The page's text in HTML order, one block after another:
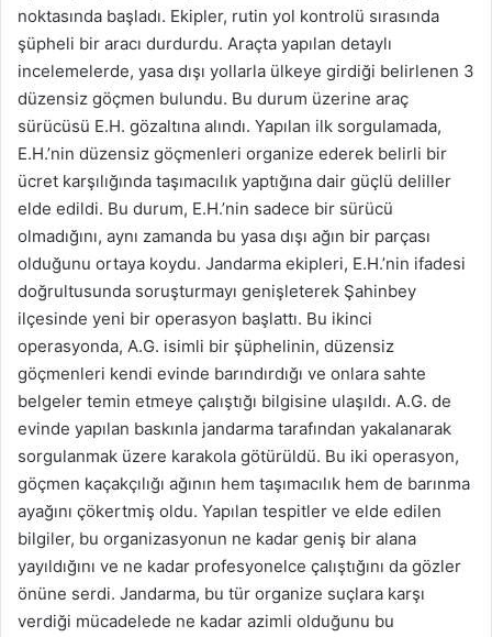
noktasında başladı. Ekipler, rutin yol kontrolü sırasında
şüpheli bir aracı durdurdu. Araçta yapılan detaylı
incelemelerde, yasa dışı yollarla ülkeye girdiği belirlenen 3
düzensiz göçmen bulundu. Bu durum üzerine araç
sürücüsü E.H. gözaltına alındı. Yapılan ilk sorgulamada,
E.H.’nin düzensiz göçmenleri organize ederek belirli bir
ücret karşılığında taşımacılık yaptığına dair güçlü deliller
elde edildi. Bu durum, E.H.’nin sadece bir sürücü
olmadığını, aynı zamanda bu yasa dışı ağın bir parçası
olduğunu ortaya koydu. Jandarma ekipleri, E.H.’nin ifadesi
doğrultusunda soruşturmayı genişleterek Şahinbey
ilçesinde yeni bir operasyon başlattı. Bu ikinci
operasyonda, A.G. isimli bir şüphelinin, düzensiz
göçmenleri kendi evinde barındırdığı ve onlara sahte
belgeler temin etmeye çalıştığı bilgisine ulaşıldı. A.G. de
evinde yapılan baskınla jandarma tarafından yakalanarak
sorgulanmak üzere karakola götürüldü. Bu iki operasyon,
göçmen kaçakçılığı ağının hem taşımacılık hem de barınma
ayağını çökertmiş oldu. Yapılan tespitler ve elde edilen
bilgiler, bu organizasyonun ne kadar geniş bir alana
yayıldığını ve ne kadar profesyonelce çalıştığını da gözler
önüne serdi. Jandarma, bu tür organize suçlara karşı
verdiği mücadelede ne kadar azimli olduğunu bu